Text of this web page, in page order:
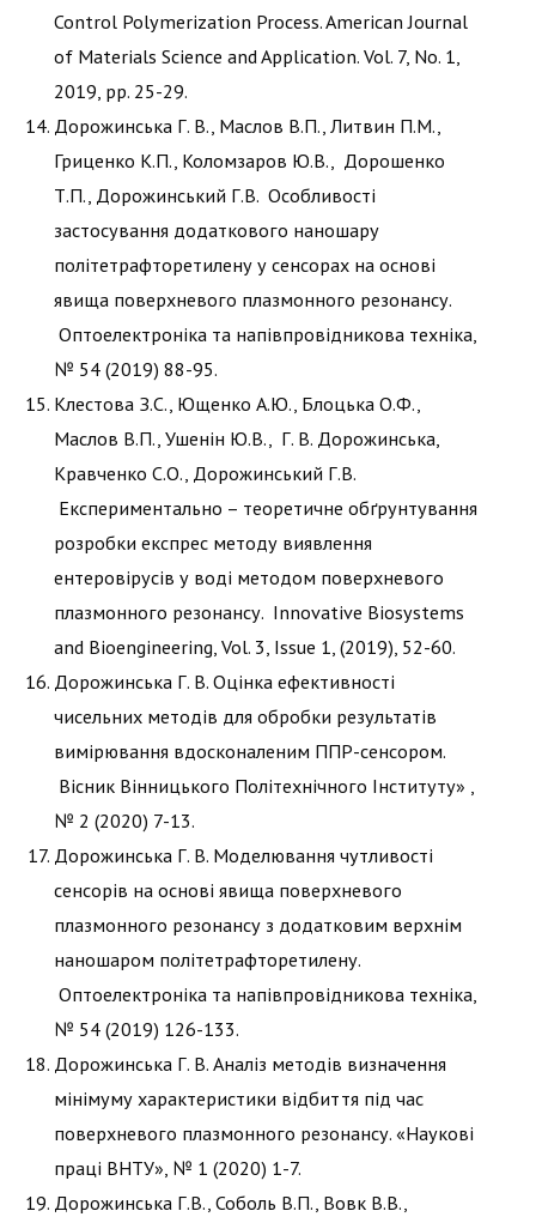
Control Polymerization Process. American Journal
of Materials Science and Application. Vol. 7, No. 1,
2019, pp. 25-29.
Дорожинська Г. В., Маслов В.П., Литвин П.М.,
Гриценко К.П., Коломзаров Ю.В., Дорошенко
Т.П., Дорожинський Г.В. Особливості
застосування додаткового наношару
політетрафторетилену у сенсорах на основі
явища поверхневого плазмонного резонансу.
Оптоелектроніка та напівпровідникова техніка,
№ 54 (2019) 88-95.
Клестова З.С., Ющенко А.Ю., Блоцька О.Ф.,
Маслов В.П., Ушенін Ю.В., Г. В. Дорожинська,
Кравченко С.О., Дорожинський Г.В.
Експериментально – теоретичне обґрунтування
розробки експрес методу виявлення
ентеровірусів у воді методом поверхневого
плазмонного резонансу. Innovative Biosystems
and Bioengineering, Vol. 3, Issue 1, (2019), 52-60.
Дорожинська Г. В. Оцінка ефективності
чисельних методів для обробки результатів
вимірювання вдосконаленим ППР-сенсором.
Вісник Вінницького Політехнічного Інституту» ,
№ 2 (2020) 7-13.
Дорожинська Г. В. Моделювання чутливості
сенсорів на основі явища поверхневого
плазмонного резонансу з додатковим верхнім
наношаром політетрафторетилену.
Оптоелектроніка та напівпровідникова техніка,
№ 54 (2019) 126-133.
Дорожинська Г. В. Аналіз методів визначення
мінімуму характеристики відбиття під час
поверхневого плазмонного резонансу. «Наукові
праці ВНТУ», № 1 (2020) 1-7.
Дорожинська Г.В., Соболь В.П., Вовк В.В.,